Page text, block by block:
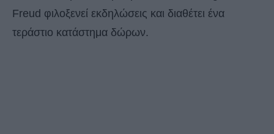
Freud φιλοξενεί εκδηλώσεις και διαθέτει ένα
τεράστιο κατάστημα δώρων.